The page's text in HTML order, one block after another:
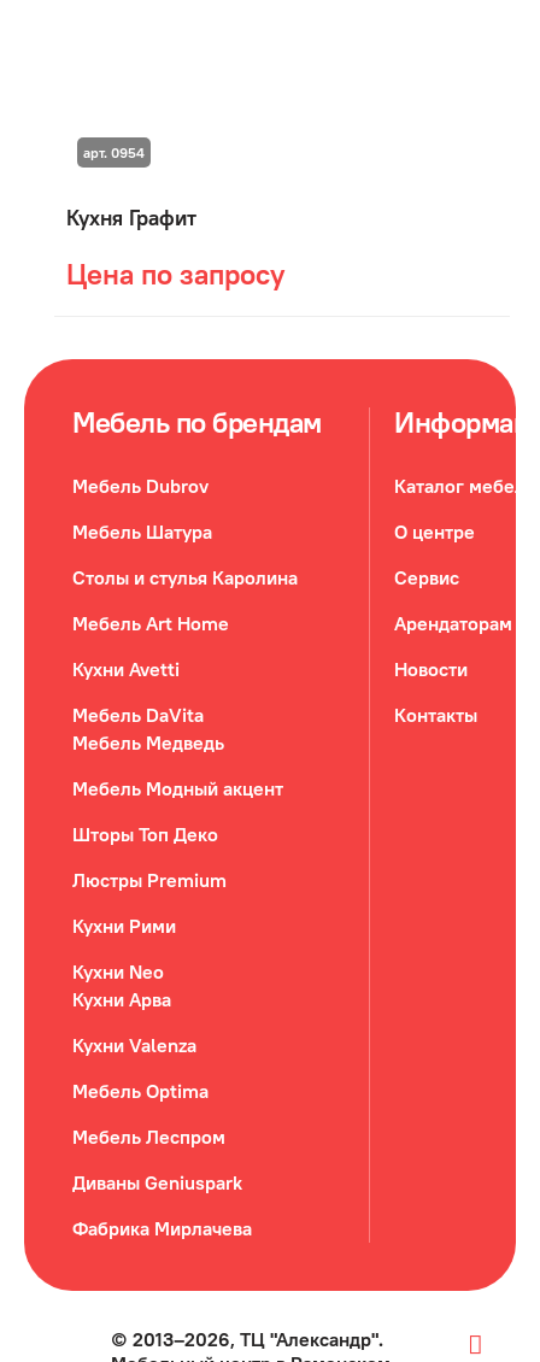
Кухня Графит
Цена по запросу
арт. 0954
Мебель по брендам
Мебель Dubrov
Мебель Шатура
Столы и стулья Каролина
Мебель Art Home
Кухни Avetti
Мебель DaVita
Мебель Медведь
Мебель Модный акцент
Шторы Топ Деко
Люстры Premium
Кухни Рими
Кухни Neo
Кухни Арва
Кухни Valenza
Мебель Optima
Мебель Леспром
Диваны Geniuspark
Фабрика Мирлачева
Каталог мебели
О центре
Сервис
Арендаторам
Новости
Контакты
© 2013–2026, ТЦ "Александр".